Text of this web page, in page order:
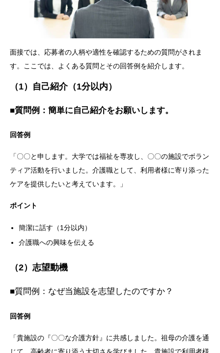
面接では、応募者の人柄や適性を確認するための質問がされま
す。ここでは、よくある質問とその回答例を紹介します。
（1）自己紹介（1分以内）
■質問例：簡単に自己紹介をお願いします。
回答例
「〇〇と申します。大学では福祉を専攻し、〇〇の施設でボラン
ティア活動を行いました。介護職として、利用者様に寄り添った
ケアを提供したいと考えています。」
ポイント
簡潔に話す（1分以内）
介護職への興味を伝える
（2）志望動機
■質問例：なぜ当施設を志望したのですか？
回答例
「貴施設の『〇〇な介護方針』に共感しました。祖母の介護を通
じて、高齢者に寄り添う大切さを学びました。貴施設で利用者様